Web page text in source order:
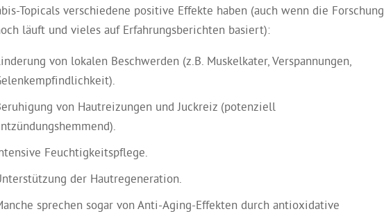
Topicals verschiedene positive Effekte haben (auch wenn die Forschung
läuft und vieles auf Erfahrungsberichten basiert):
von lokalen Beschwerden (z.B. Muskelkater, Verspannungen,
von Hautreizungen und Juckreiz (potenziell
Feuchtigkeitspflege.
der Hautregeneration.
sprechen sogar von Anti-Aging-Effekten durch antioxidative